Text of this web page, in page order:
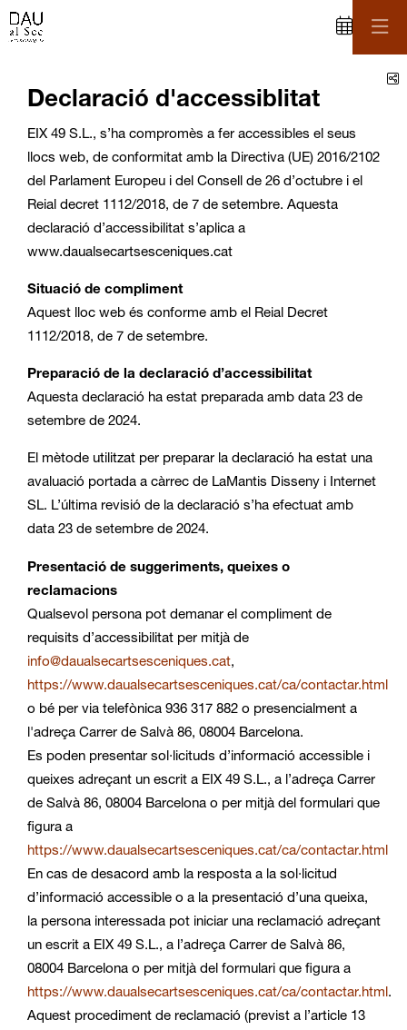
Declaració d'accessiblitat
EIX 49 S.L., s’ha compromès a fer accessibles el seus
llocs web, de conformitat amb la Directiva (UE) 2016/2102
del Parlament Europeu i del Consell de 26 d’octubre i el
Reial decret 1112/2018, de 7 de setembre. Aquesta
declaració d’accessibilitat s’aplica a
www.daualsecartsesceniques.cat
Situació de compliment
Aquest lloc web és conforme amb el Reial Decret
1112/2018, de 7 de setembre.
Preparació de la declaració d’accessibilitat
Aquesta declaració ha estat preparada amb data 23 de
setembre de 2024.
El mètode utilitzat per preparar la declaració ha estat una
avaluació portada a càrrec de LaMantis Disseny i Internet
SL. L’última revisió de la declaració s’ha efectuat amb
data 23 de setembre de 2024.
Presentació de suggeriments, queixes o
reclamacions
Qualsevol persona pot demanar el compliment de
requisits d’accessibilitat per mitjà de
info@daualsecartsesceniques.cat,
https://www.daualsecartsesceniques.cat/ca/contactar.html
o bé per via telefònica 936 317 882 o presencialment a
l'adreça Carrer de Salvà 86, 08004 Barcelona.
Es poden presentar sol·licituds d’informació accessible i
queixes adreçant un escrit a EIX 49 S.L., a l’adreça Carrer
de Salvà 86, 08004 Barcelona o per mitjà del formulari que
figura a
https://www.daualsecartsesceniques.cat/ca/contactar.html
En cas de desacord amb la resposta a la sol·licitud
d’informació accessible o a la presentació d’una queixa,
la persona interessada pot iniciar una reclamació adreçant
un escrit a EIX 49 S.L., a l’adreça Carrer de Salvà 86,
08004 Barcelona o per mitjà del formulari que figura a
https://www.daualsecartsesceniques.cat/ca/contactar.html .
Aquest procediment de reclamació (previst a l’article 13